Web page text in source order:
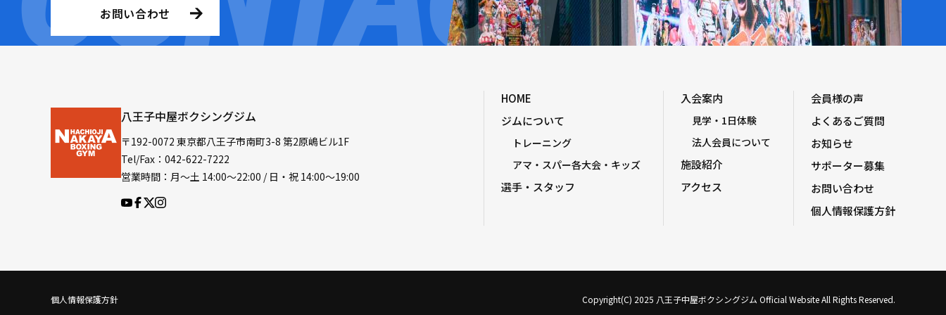
お問い合わせ
八王子中屋ボクシングジム
〒192-0072 東京都八王子市南町3-8 第2原嶋ビル1F
Tel/Fax：042-622-7222
営業時間：月〜土 14:00〜22:00 / 日・祝 14:00〜19:00
HOME
ジムについて
トレーニング
アマ・スパー各大会・キッズ
選手・スタッフ
入会案内
見学・1日体験
法人会員について
施設紹介
アクセス
会員様の声
よくあるご質問
お知らせ
サポーター募集
お問い合わせ
個人情報保護方針
個人情報保護方針 Copyright(C) 2025 八王子中屋ボクシングジム Official Website All Rights Reserved.